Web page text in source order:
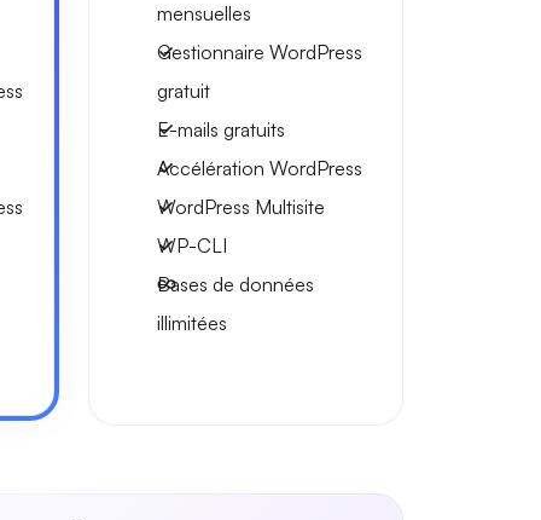
mensuelles
Gestionnaire WordPress
gratuit
E-mails gratuits
Accélération WordPress
WordPress Multisite
WP-CLI
Bases de données
illimitées